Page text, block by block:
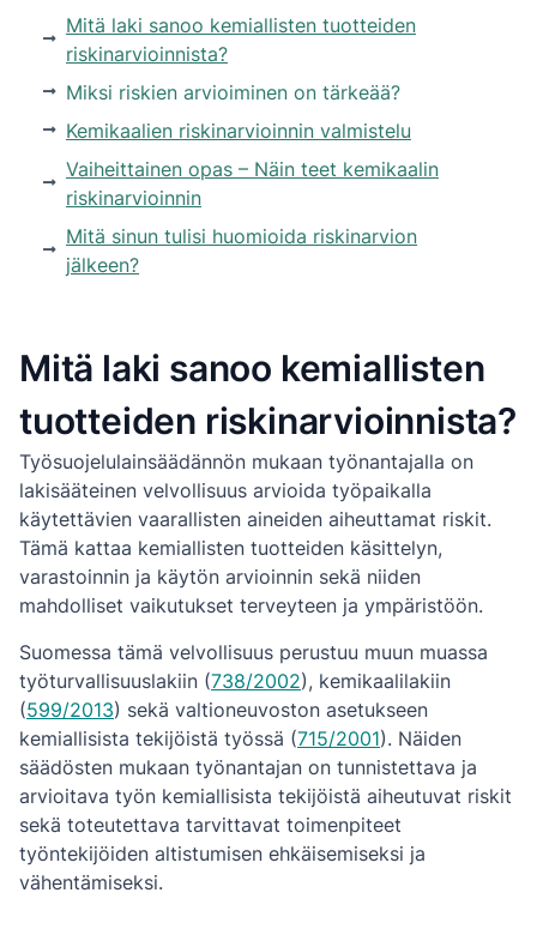
Mitä laki sanoo kemiallisten tuotteiden
riskinarvioinnista?
Miksi riskien arvioiminen on tärkeää?
Kemikaalien riskinarvioinnin valmistelu
Vaiheittainen opas – Näin teet kemikaalin
riskinarvioinnin
Mitä sinun tulisi huomioida riskinarvion
jälkeen?
Mitä laki sanoo kemiallisten
tuotteiden riskinarvioinnista?
Työsuojelulainsäädännön mukaan työnantajalla on
lakisääteinen velvollisuus arvioida työpaikalla
käytettävien vaarallisten aineiden aiheuttamat riskit.
Tämä kattaa kemiallisten tuotteiden käsittelyn,
varastoinnin ja käytön arvioinnin sekä niiden
mahdolliset vaikutukset terveyteen ja ympäristöön.
Suomessa tämä velvollisuus perustuu muun muassa
työturvallisuuslakiin (738/2002), kemikaalilakiin
(599/2013) sekä valtioneuvoston asetukseen
kemiallisista tekijöistä työssä (715/2001). Näiden
säädösten mukaan työnantajan on tunnistettava ja
arvioitava työn kemiallisista tekijöistä aiheutuvat riskit
sekä toteutettava tarvittavat toimenpiteet
työntekijöiden altistumisen ehkäisemiseksi ja
vähentämiseksi.